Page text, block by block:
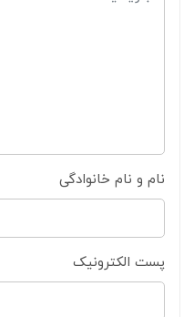
نام و نام خانوادگی
پست الکترونیک